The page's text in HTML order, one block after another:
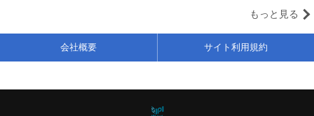
もっと見る
会社概要 サイト利用規約